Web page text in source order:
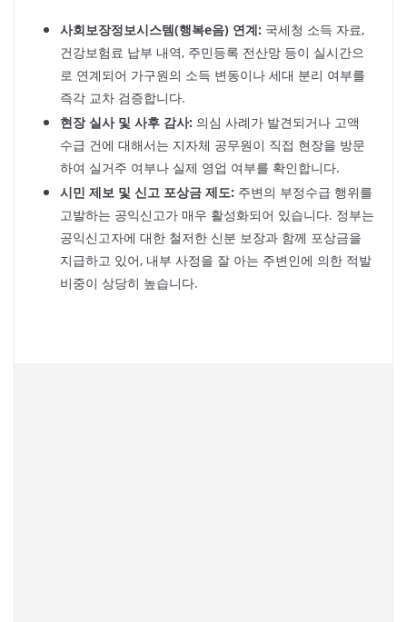
사회보장정보시스템(행복e음) 연계: 국세청 소득 자료,
건강보험료 납부 내역, 주민등록 전산망 등이 실시간으
로 연계되어 가구원의 소득 변동이나 세대 분리 여부를
즉각 교차 검증합니다.
현장 실사 및 사후 감사: 의심 사례가 발견되거나 고액
수급 건에 대해서는 지자체 공무원이 직접 현장을 방문
하여 실거주 여부나 실제 영업 여부를 확인합니다.
시민 제보 및 신고 포상금 제도: 주변의 부정수급 행위를
고발하는 공익신고가 매우 활성화되어 있습니다. 정부는
공익신고자에 대한 철저한 신분 보장과 함께 포상금을
지급하고 있어, 내부 사정을 잘 아는 주변인에 의한 적발
비중이 상당히 높습니다.